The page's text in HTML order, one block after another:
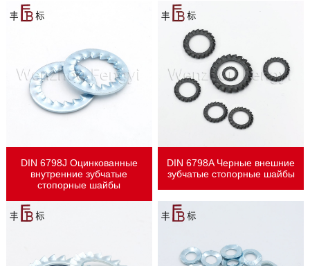
Он широко используется в бытовой технике, железных
дорогах, механическом оборудовании, лифтах, двигателях и
оборудовании для распределения электроэнергии,
электронике, автомобилях, ветроэнергетике,
фотоэлектрической и других отраслях.
DIN 6798J Оцинкованные
внутренние зубчатые
стопорные шайбы
DIN 6798A Черные внешние
зубчатые стопорные шайбы